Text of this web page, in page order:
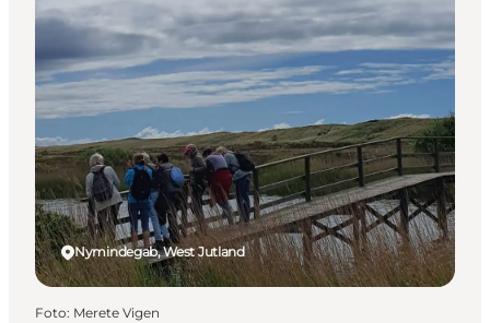
Nymindegab, West Jutland
Foto: Merete Vigen